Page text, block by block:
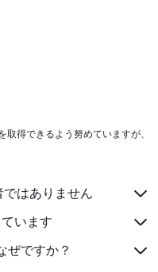
得できるよう努めていますが、
はありません
います
ぜですか？